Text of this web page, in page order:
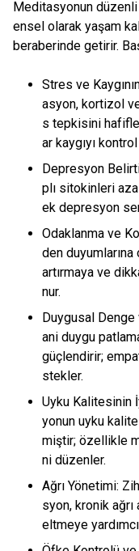
Meditasyonun
ensel olarak yaşam
beraberinde getirir.
Stres ve
asyon, kortizol
s tepkisini
ar kaygıyı
Depresyon
plı sitokinleri
ek depresyon
Odaklanma ve
den
artırmaya ve
nur.
Duygusal Denge
ani duygu
güçlendirir;
stekler.
Uyku Kalitesinin
yonun uyku
miştir; özellikle
ni düzenler.
Ağrı Yönetimi:
syon, kronik ağrı
eltmeye